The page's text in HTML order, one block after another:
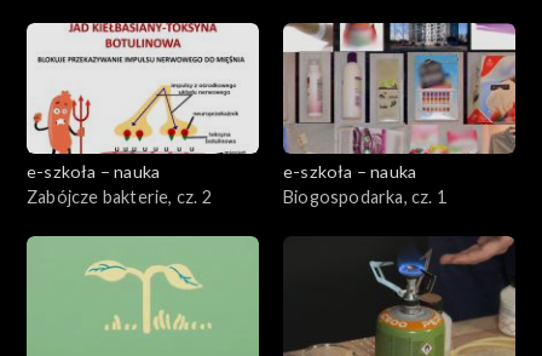
e-szkoła – nauka
Zabójcze bakterie, cz. 2
e-szkoła – nauka
Biogospodarka, cz. 1